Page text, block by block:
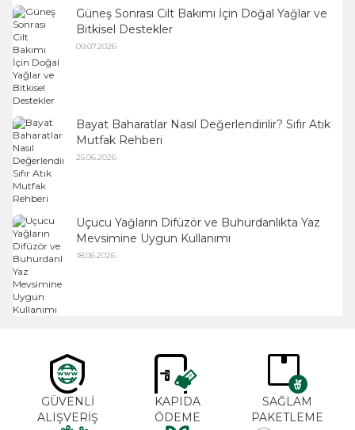
Güneş Sonrası Cilt Bakımı İçin Doğal Yağlar ve
Bitkisel Destekler
09.07.2026
Bayat Baharatlar Nasıl Değerlendirilir? Sıfır Atık
Mutfak Rehberi
25.06.2026
Uçucu Yağların Difüzör ve Buhurdanlıkta Yaz
Mevsimine Uygun Kullanımı
18.06.2026
GÜVENLİ
ALIŞVERİŞ
KAPIDA
ÖDEME
SAĞLAM
PAKETLEME